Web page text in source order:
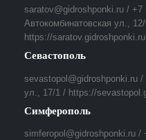
saratov@gidroshponki.ru / +7
Автокомбинатовская ул.,
https://saratov.gidroshponki.ru
Севастополь
sevastopol@gidroshponki.ru
ул., 17/1 / https://
Симферополь
simferopol@gidroshponki.ru